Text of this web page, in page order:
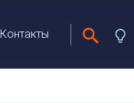
Контакты